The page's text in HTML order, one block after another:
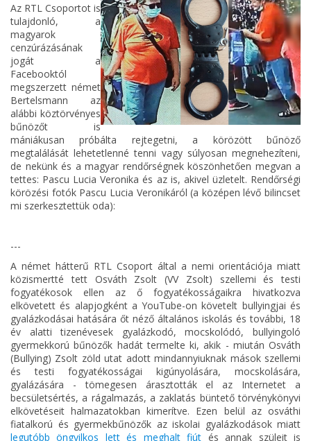
Az RTL Csoportot is
tulajdonló, a
magyarok
cenzúrázásának
jogát a
Facebooktól
megszerzett német
Bertelsmann az
alábbi köztörvényes
bűnözőt is
mániákusan próbálta rejtegetni, a körözött bűnöző
megtalálását lehetetlenné tenni vagy súlyosan megnehezíteni,
de nekünk és a magyar rendőrségnek köszönhetően megvan a
tettes: Pascu Lucia Veronika és az is, akivel üzletelt. Rendőrségi
körözési fotók Pascu Lucia Veronikáról (a középen lévő bilincset
mi szerkesztettük oda):
---
A német hátterű RTL Csoport által a nemi orientációja miatt
közismertté tett Osváth Zsolt (VV Zsolt) szellemi és testi
fogyatékosok ellen az ő fogyatékosságaikra hivatkozva
elkövetett és alapjogként a YouTube-on követelt bullyingjai és
gyalázkodásai hatására őt néző általános iskolás és további, 18
év alatti tizenévesek gyalázkodó, mocskolódó, bullyingoló
gyermekkorú bűnözők hadát termelte ki, akik - miután Osváth
(Bullying) Zsolt zöld utat adott mindannyiuknak mások szellemi
és testi fogyatékosságai kigúnyolására, mocskolására,
gyalázására - tömegesen árasztották el az Internetet a
becsületsértés, a rágalmazás, a zaklatás büntető törvénykönyvi
elkövetéseit halmazatokban kimerítve. Ezen belül az osváthi
fiatalkorú és gyermekbűnözők az iskolai gyalázkodások miatt
legutóbb öngyilkos lett és meghalt fiút és annak szüleit is